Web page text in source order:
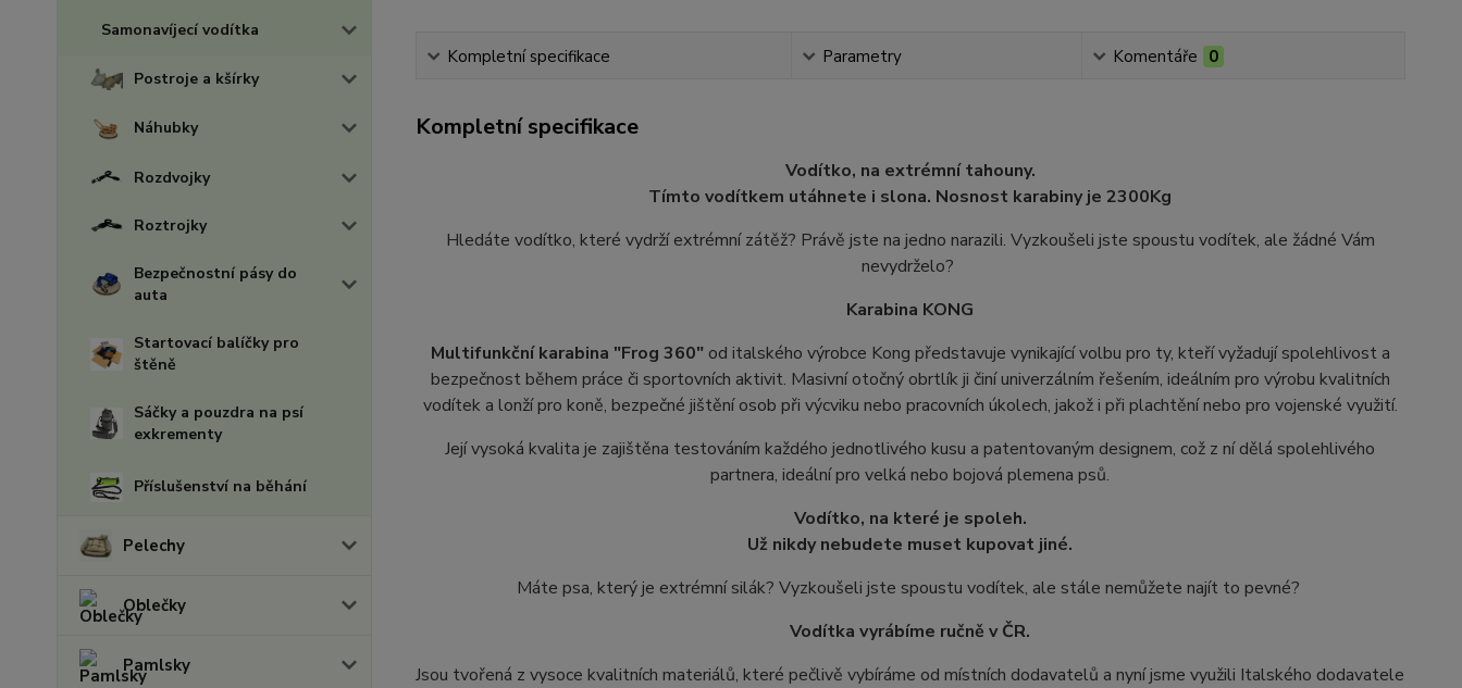
Samonavíjecí vodítka
Postroje a kšírky
Náhubky
Rozdvojky
Roztrojky
Bezpečnostní pásy do
auta
Startovací balíčky pro
štěně
Sáčky a pouzdra na psí
exkrementy
Příslušenství na běhání
Pelechy
Oblečky
Pamlsky
Kompletní specifikace Parametry Komentáře 0
Kompletní specifikace
Vodítko, na extrémní tahouny.
Tímto vodítkem utáhnete i slona. Nosnost karabiny je 2300Kg
Hledáte vodítko, které vydrží extrémní zátěž? Právě jste na jedno narazili. Vyzkoušeli jste spoustu vodítek, ale žádné Vám
nevydrželo?
Karabina KONG
Multifunkční karabina "Frog 360" od italského výrobce Kong představuje vynikající volbu pro ty, kteří vyžadují spolehlivost a
bezpečnost během práce či sportovních aktivit. Masivní otočný obrtlík ji činí univerzálním řešením, ideálním pro výrobu kvalitních
vodítek a lonží pro koně, bezpečné jištění osob při výcviku nebo pracovních úkolech, jakož i při plachtění nebo pro vojenské využití.
Její vysoká kvalita je zajištěna testováním každého jednotlivého kusu a patentovaným designem, což z ní dělá spolehlivého
partnera, ideální pro velká nebo bojová plemena psů.
Vodítko, na které je spoleh.
Už nikdy nebudete muset kupovat jiné.
Máte psa, který je extrémní silák? Vyzkoušeli jste spoustu vodítek, ale stále nemůžete najít to pevné?
Vodítka vyrábíme ručně v ČR.
Jsou tvořená z vysoce kvalitních materiálů, které pečlivě vybíráme od místních dodavatelů a nyní jsme využili Italského dodavatele